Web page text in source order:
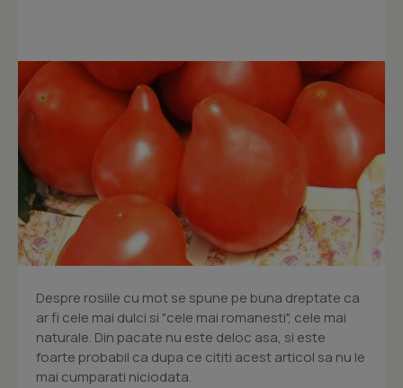
Despre rosiile cu mot se spune pe buna dreptate ca
ar fi cele mai dulci si "cele mai romanesti", cele mai
naturale. Din pacate nu este deloc asa, si este
foarte probabil ca dupa ce cititi acest articol sa nu le
mai cumparati niciodata.